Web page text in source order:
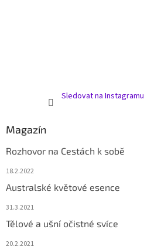
Sledovat na Instagramu
Magazín
Rozhovor na Cestách k sobě
18.2.2022
Australské květové esence
31.3.2021
Tělové a ušní očistné svíce
20.2.2021